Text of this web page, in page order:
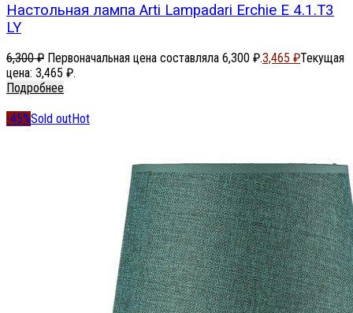
Настольная лампа Arti Lampadari Erchie E 4.1.T3
LY
6,300₽ Первоначальная цена составляла 6,300 ₽.3,465 ₽Текущая
цена: 3,465 ₽.
Подробнее
-45%Sold outHot